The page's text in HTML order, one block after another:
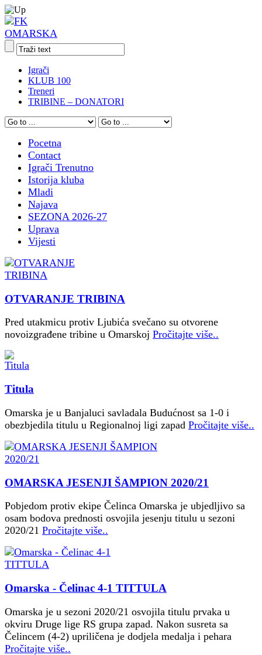
Igrači
KLUB 100
Treneri
TRIBINE – DONATORI
Pocetna
Contact
Igrači Trenutno
Istorija kluba
Mladi
Najava
SEZONA 2026-27
Uprava
Vijesti
OTVARANJE TRIBINA
Pred utakmicu protiv Ljubića svečano su otvorene
novoizgrađene tribine u Omarskoj Pročitajte više..
Titula
Omarska je u Banjaluci savladala Budućnost sa 1-0 i
obezbjedila titulu u Regionalnoj ligi zapad Pročitajte više..
OMARSKA JESENJI ŠAMPION 2020/21
Pobjedom protiv ekipe Čelinca Omarska je ubjedljivo sa
osam bodova prednosti osvojila jesenju titulu u sezoni
2020/21 Pročitajte više..
Omarska - Čelinac 4-1 TITTULA
Omarska je u sezoni 2020/21 osvojila titulu prvaka u
okviru Druge lige RS grupa zapad. Nakon susreta sa
Čelincem (4-2) upriličena je dodjela medalja i pehara
Pročitajte više..